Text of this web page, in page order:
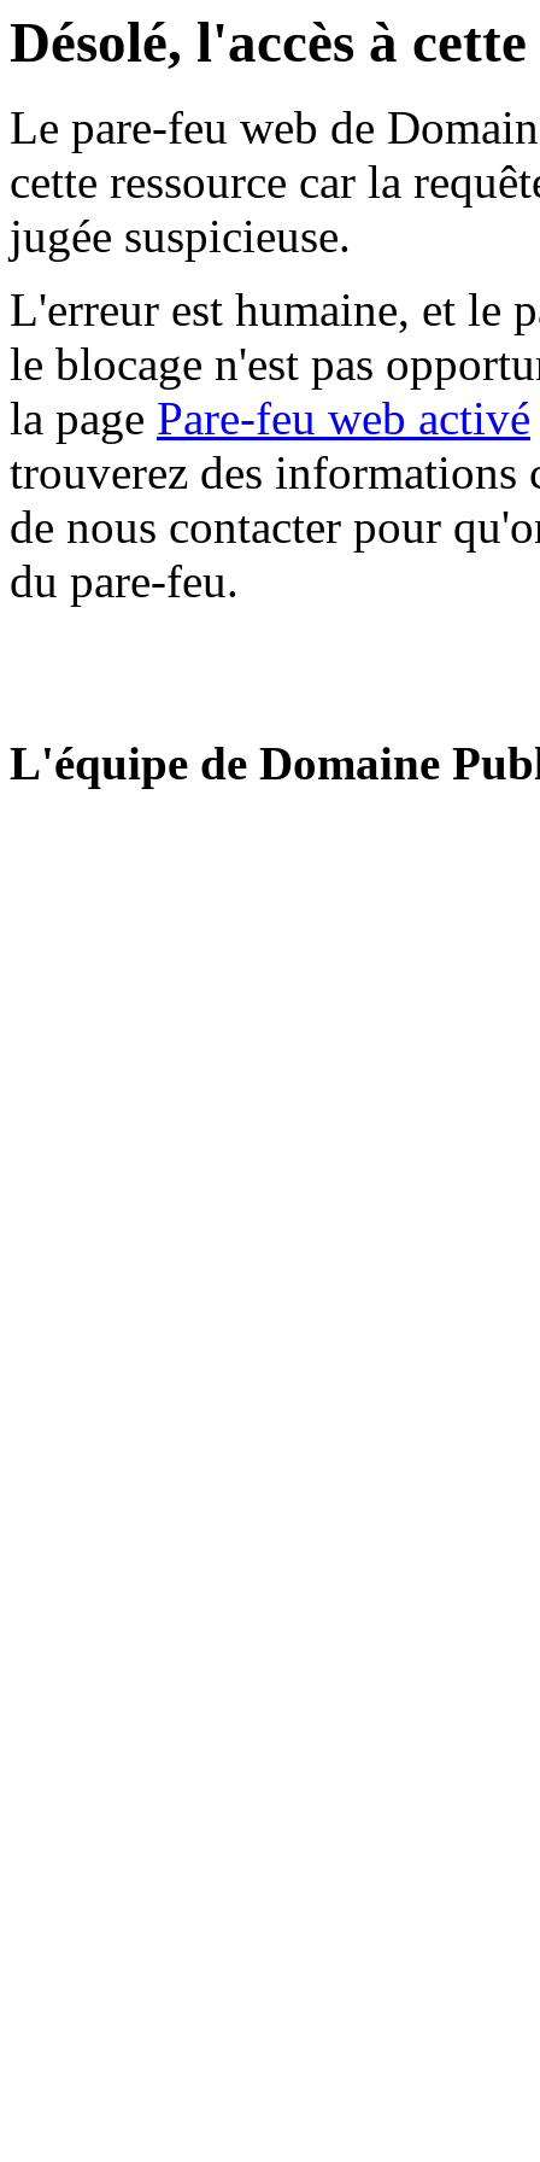
Désolé, l'accès à
Le pare-feu web de
cette ressource car la
jugée suspicieuse.
L'erreur est humaine, et le
le blocage n'est pas
la page Pare-feu web activé
trouverez des informations
de nous contacter pour
du pare-feu.
L'équipe de Domaine